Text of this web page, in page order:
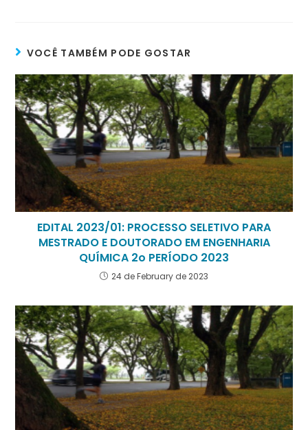
VOCÊ TAMBÉM PODE GOSTAR
EDITAL 2023/01: PROCESSO SELETIVO PARA
MESTRADO E DOUTORADO EM ENGENHARIA
QUÍMICA 2o PERÍODO 2023
24 de February de 2023